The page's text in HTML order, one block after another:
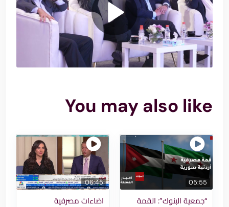
You may also like
05:55
“جمعية البنوك”: القمة
06:45
اضاءات مصرفية